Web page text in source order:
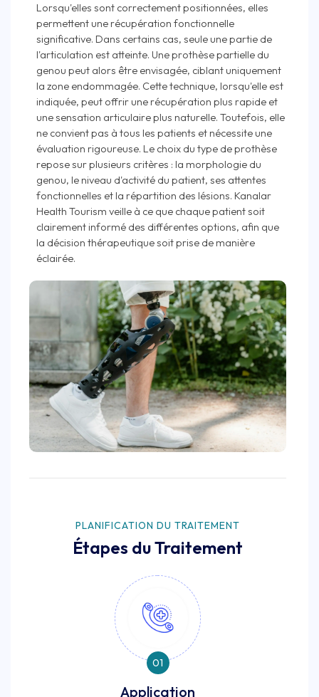
Lorsqu'elles sont correctement positionnées, elles
permettent une récupération fonctionnelle
significative. Dans certains cas, seule une partie de
l'articulation est atteinte. Une prothèse partielle du
genou peut alors être envisagée, ciblant uniquement
la zone endommagée. Cette technique, lorsqu'elle est
indiquée, peut offrir une récupération plus rapide et
une sensation articulaire plus naturelle. Toutefois, elle
ne convient pas à tous les patients et nécessite une
évaluation rigoureuse. Le choix du type de prothèse
repose sur plusieurs critères : la morphologie du
genou, le niveau d'activité du patient, ses attentes
fonctionnelles et la répartition des lésions. Kanalar
Health Tourism veille à ce que chaque patient soit
clairement informé des différentes options, afin que
la décision thérapeutique soit prise de manière
éclairée.
PLANIFICATION DU TRAITEMENT
Étapes du Traitement
01
Application